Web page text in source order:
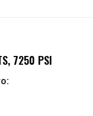
7250 PSI